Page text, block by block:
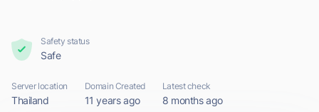
Safety status
Safe
Server location
Thailand
Domain Created
11 years ago
Latest check
8 months ago